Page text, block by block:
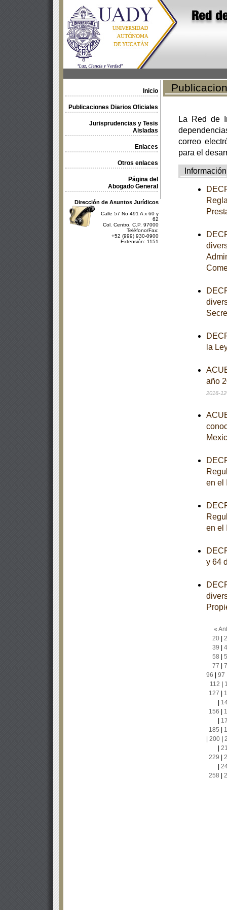
Inicio
Publicaciones Diarios Oficiales
Jurisprudencias y Tesis
Aisladas
Enlaces
Otros enlaces
Página del
Abogado General
Dirección de Asuntos Jurídicos
Calle 57 No 491 A x 60 y
62
Col. Centro, C.P. 97000
Teléfono/Fax:
+52 (999) 930-0900
Extensión: 1151
La Red de
correo
para el
Información
la
año
2016-
en el
en el
y 64
«
20|
39
58
77
96
97
112
127
156
185
200|
229
258